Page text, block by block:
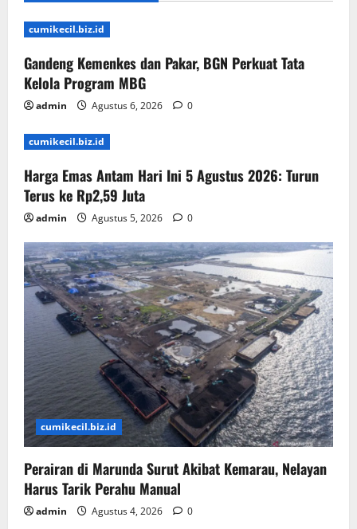
cumikecil.biz.id
Gandeng Kemenkes dan Pakar, BGN Perkuat Tata
Kelola Program MBG
admin Agustus 6, 2026 0
cumikecil.biz.id
Harga Emas Antam Hari Ini 5 Agustus 2026: Turun
Terus ke Rp2,59 Juta
admin Agustus 5, 2026 0
cumikecil.biz.id
Perairan di Marunda Surut Akibat Kemarau, Nelayan
Harus Tarik Perahu Manual
admin Agustus 4, 2026 0